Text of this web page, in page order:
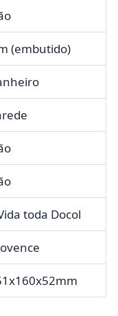
(embutido)
toda Docol